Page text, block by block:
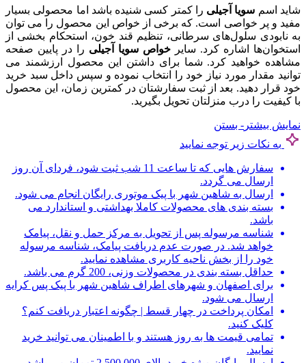
شاید اسم سویا آجیلی را کمتر کسی شنیده باشد اما محصولی بسیار
مفید و پر خواصی است. که برخی از خواص این محصول را می توان
به نابودی سلول‌های سرطانی، تنظیم قند خون، استحکام بخشی از
استخوان‌ها اشاره کرد. سایر خواص سویا آجیلی را در پایین صفحه
مشاهده خواهید کرد. شما برای داشتن این محصول ارزشمند می
توانید مقدار مورد نیاز خود را انتخاب نموده و سپس داخل سبد خرید
خود قرار دهید. بعد از ثبت سفارشتان در کمترین زمان، این محصول
با کیفیت را درب منزلتان تحویل بگیرید.
نمایش بیشتر - بستن
به نکات زیر توجه نمایید
سفارش هایی که تا ساعت 11 شب ثبت شود، فردای آن روز
ارسال می گردد.
ارسال به شاهین شهر با پیک موتوری رایگان انجام می شود.
بسته بندی های محصولات کاملا بهداشتی و استاندارد می
باشد.
شناسه مرسوله پس از تحویل به مرکز حمل و نقل، پیامک
خواهد شد. در صورت عدم دریافت پیامک، شناسه مرسوله
خود را از بخش ناحیه کاربری مشاهده نمایید.
حداقل بسته بندی در محصولات وزنی، 200 گرم می باشد.
برای اصفهان و شهرهای اطراف شاهین شهر با پیک پس کرایه
ارسال می شود.
امکان پرداخت در چهار قسط | چگونه اعتبار دریافت کنم؟
کلیک کنید.
تمامی قیمت ها به روز هستند و با اطمینان می توانید خرید
نمایید.